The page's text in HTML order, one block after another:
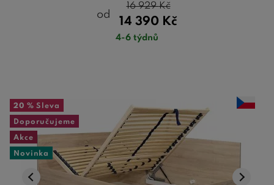
od
14 390 Kč
16 929Kč
4-6 týdnů
20 % Sleva
Doporučujeme
Akce
Novinka